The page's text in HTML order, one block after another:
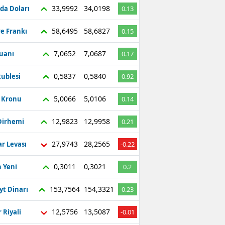
Doları 33,9992 34,0198 0.13
Frankı 58,6495 58,6827 0.15
7,0652 7,0687 0.17
0,5837 0,5840 0.92
Kronu 5,0066 5,0106 0.14
12,9823 12,9958 0.21
Levası 27,9743 28,2565 -0.22
Yeni 0,3011 0,3021 0.2
Dinarı 153,7564 154,3321 0.23
Riyali 12,5756 13,5087 -0.01